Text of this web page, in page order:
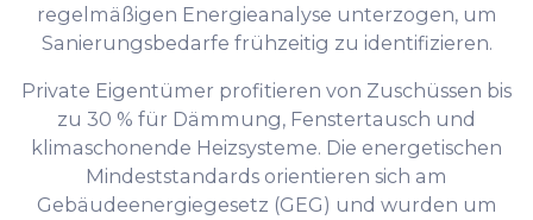
regelmäßigen Energieanalyse unterzogen, um
Sanierungsbedarfe frühzeitig zu identifizieren.
Private Eigentümer profitieren von Zuschüssen bis
zu 30 % für Dämmung, Fenstertausch und
klimaschonende Heizsysteme. Die energetischen
Mindeststandards orientieren sich am
Gebäudeenergiegesetz (GEG) und wurden um